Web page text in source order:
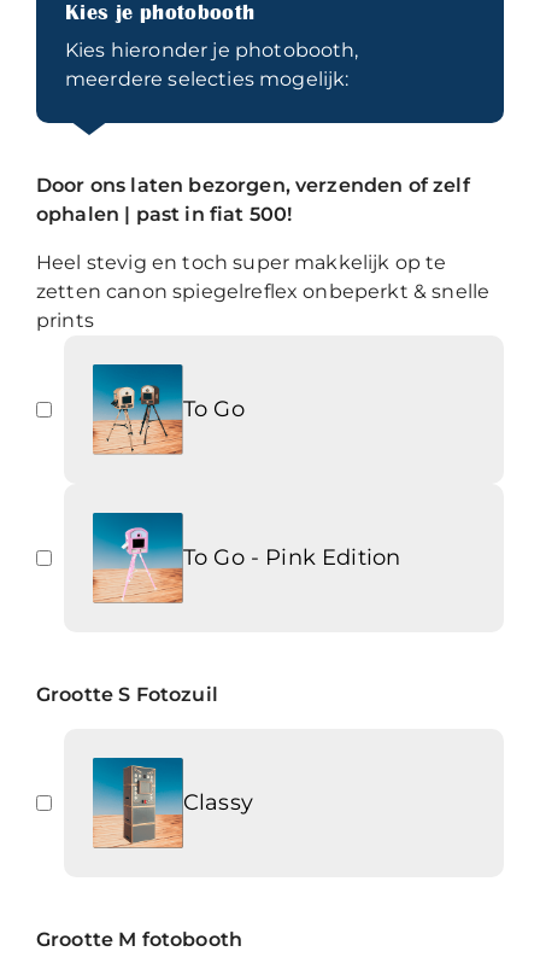
Kies je photobooth
Kies hieronder je photobooth,
meerdere selecties mogelijk:
Door ons laten bezorgen, verzenden of zelf
ophalen | past in fiat 500!
Heel stevig en toch super makkelijk op te
zetten canon spiegelreflex onbeperkt & snelle
prints
To Go
To Go - Pink Edition
Grootte S Fotozuil
Classy
Grootte M fotobooth